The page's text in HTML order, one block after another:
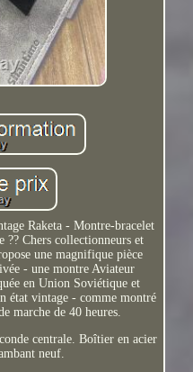
Raketa - Montre-bracelet
?? Chers collectionneurs et
une magnifique pièce
- une montre Aviateur
en Union Soviétique et
état vintage - comme montré
marche de 40 heures.
centrale. Boîtier en acier
neuf.